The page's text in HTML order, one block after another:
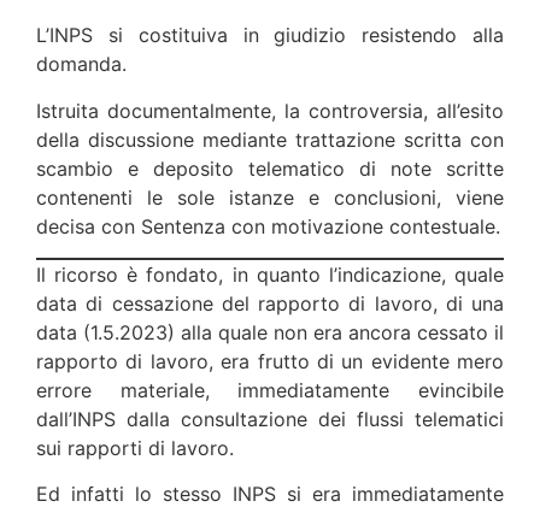
L’INPS si costituiva in giudizio resistendo alla
domanda.
Istruita documentalmente, la controversia, all’esito
della discussione mediante trattazione scritta con
scambio e deposito telematico di note scritte
contenenti le sole istanze e conclusioni, viene
decisa con Sentenza con motivazione contestuale.
Il ricorso è fondato, in quanto l’indicazione, quale
data di cessazione del rapporto di lavoro, di una
data (1.5.2023) alla quale non era ancora cessato il
rapporto di lavoro, era frutto di un evidente mero
errore materiale, immediatamente evincibile
dall’INPS dalla consultazione dei flussi telematici
sui rapporti di lavoro.
Ed infatti lo stesso INPS si era immediatamente